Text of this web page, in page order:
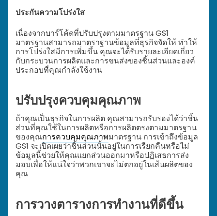
ประกันความโปร่งใส
เนื่องจากบาร์โค้ดที่ปรับปรุงตามมาตรฐาน GS1
มาตรฐานสามารถมาตราฐานข้อมูลที่ธุรกิจจัดให้ ทำให้
การโปร่งใสมีการเพิ่มขึ้น คุณจะได้รับรายละเอียดเกี่ยว
กับกระบวนการผลิตและการขนส่งของชิ้นส่วนและองค์
ประกอบที่คุณกำลังใช้งาน
ปรับปรุงควบคุมคุณภาพ
ถ้าคุณเป็นธุรกิจในการผลิต คุณสามารถรับรองได้ว่าชิ้น
ส่วนที่คุณใช้ในการผลิตหรือการผลิตตรงตามมาตรฐาน
ของคุณการควบคุมคุณภาพมาตรฐาน การเข้าถึงข้อมูล
GS1 จะเปิดเผยว่าชิ้นส่วนนั้นอยู่ในการเรียกคืนหรือไม่
ข้อมูลนี้ช่วยให้คุณแยกส่วนออกมาหรือปฏิเสธการส่ง
มอบเพื่อให้แน่ใจว่าพวกเขาจะไม่ตกอยู่ในเส้นผลิตของ
คุณ
การวางตารางการทำงานที่ดีขึ้น